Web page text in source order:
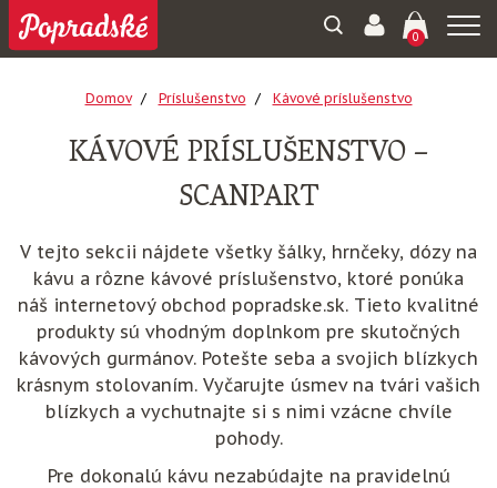
0
Domov Príslušenstvo Kávové príslušenstvo
KÁVOVÉ PRÍSLUŠENSTVO –
SCANPART
V tejto sekcii nájdete všetky šálky, hrnčeky, dózy na
kávu a rôzne kávové príslušenstvo, ktoré ponúka
náš internetový obchod popradske.sk. Tieto kvalitné
produkty sú vhodným doplnkom pre skutočných
kávových gurmánov. Potešte seba a svojich blízkych
krásnym stolovaním. Vyčarujte úsmev na tvári vašich
blízkych a vychutnajte si s nimi vzácne chvíle
pohody.
Pre dokonalú kávu nezabúdajte na pravidelnú